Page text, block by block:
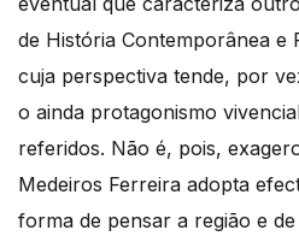
de História Contemporânea e
cuja perspectiva tende, por
o ainda protagonismo
referidos. Não é, pois,
Medeiros Ferreira adopta
forma de pensar a região e